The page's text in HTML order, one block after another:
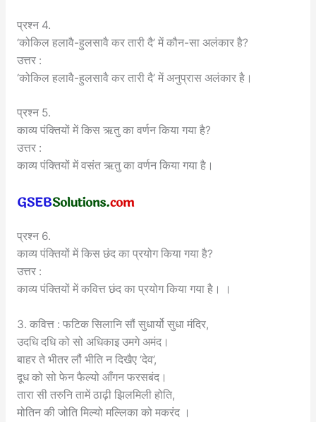
प्रश्न 4.
‘कोकिल हलावै-हुलसावै कर तारी दै’ में कौन-सा अलंकार है?
उत्तर :
‘कोकिल हलावै-हुलसावै कर तारी दै’ में अनुप्रास अलंकार है।
प्रश्न 5.
काव्य पंक्तियों में किस ऋतु का वर्णन किया गया है?
उत्तर :
काव्य पंक्तियों में वसंत ऋतु का वर्णन किया गया है।
प्रश्न 6.
काव्य पंक्तियों में किस छंद का प्रयोग किया गया है?
उत्तर :
काव्य पंक्तियों में कवित्त छंद का प्रयोग किया गया है। ।
3. कवित्त : फटिक सिलानि सौं सुधार्यो सुधा मंदिर,
उदधि दधि को सो अधिकाइ उमगे अमंद।
बाहर ते भीतर लौं भीति न दिखैए ‘देव’,
दूध को सो फेन फैल्यो आँगन फरसबंद।
तारा सी तरुनि तामें ठाढ़ी झिलमिली होति,
मोतिन की जोति मिल्यो मल्लिका को मकरंद ।